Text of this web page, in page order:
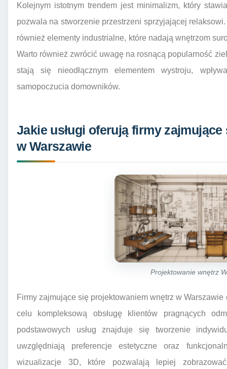
Kolejnym istotnym trendem jest minimalizm, który
pozwala na stworzenie przestrzeni sprzyjającej
również elementy industrialne, które nadają wnętrzom
Warto również zwrócić uwagę na rosnącą popularność
stają się nieodłącznym elementem wystroju,
samopoczucia domowników.
Jakie usługi oferują firmy
w Warszawie
Projektowanie wnętrz
Firmy zajmujące się projektowaniem wnętrz w
celu kompleksową obsługę klientów pragnących
podstawowych usług znajduje się tworzenie
uwzględniają preferencje estetyczne oraz
wizualizacje 3D, które pozwalają lepiej